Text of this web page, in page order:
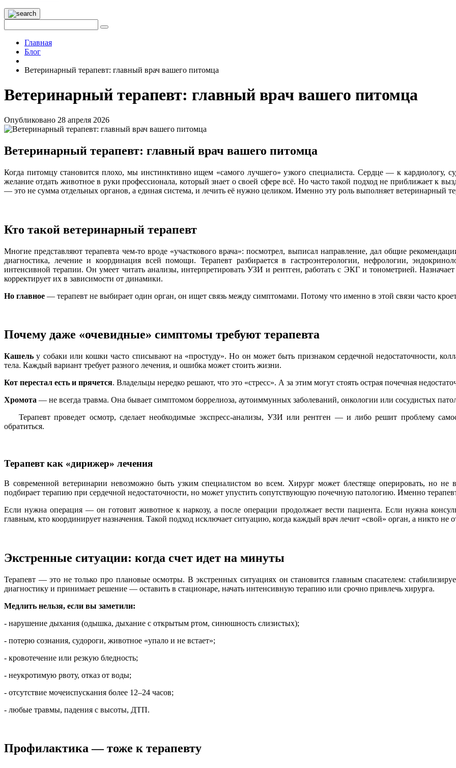
Главная
Блог
Ветеринарный терапевт: главный врач вашего питомца
Ветеринарный терапевт: главный врач вашего питомца
Опубликовано 28 апреля 2026
Ветеринарный терапевт: главный врач вашего питомца
Когда питомцу становится плохо, мы инстинктивно ищем «самого лучшего» узкого специалиста. Сердце — к кардиологу,
желание отдать животное в руки профессионала, который знает о своей сфере всё. Но часто такой подход не приближает к
— это не сумма отдельных органов, а единая система, и лечить её нужно целиком. Именно эту роль выполняет ветеринарный
Кто такой ветеринарный терапевт
Многие представляют терапевта чем‑то вроде «участкового врача»: посмотрел, выписал направление, дал общие
диагностика, лечение и координация всей помощи. Терапевт разбирается в гастроэнтерологии, нефрологии,
интенсивной терапии. Он умеет читать анализы, интерпретировать УЗИ и рентген, работать с ЭКГ и тонометрией.
корректирует их в зависимости от динамики.
Но главное — терапевт не выбирает один орган, он ищет связь между симптомами. Потому что именно в этой связи часто
Почему даже «очевидные» симптомы требуют терапевта
Кашель у собаки или кошки часто списывают на «простуду». Но он может быть признаком сердечной недостаточности,
тела. Каждый вариант требует разного лечения, и ошибка может стоить жизни.
Кот перестал есть и прячется. Владельцы нередко решают, что это «стресс». А за этим могут стоять острая почечная
Хромота — не всегда травма. Она бывает симптомом боррелиоза, аутоиммунных заболеваний, онкологии или сосудистых
Терапевт проведет осмотр, сделает необходимые экспресс-анализы, УЗИ или рентген — и либо решит проблему
обратиться.
Терапевт как «дирижер» лечения
В современной ветеринарии невозможно быть узким специалистом во всем. Хирург может блестяще оперировать, но не
подбирает терапию при сердечной недостаточности, но может упустить сопутствующую почечную патологию. Именно
Если нужна операция — он готовит животное к наркозу, а после операции продолжает вести пациента. Если нужна
главным, кто координирует назначения. Такой подход исключает ситуацию, когда каждый врач лечит «свой» орган, а никто не
Экстренные ситуации: когда счет идет на минуты
Терапевт — это не только про плановые осмотры. В экстренных ситуациях он становится главным спасателем:
диагностику и принимает решение — оставить в стационаре, начать интенсивную терапию или срочно привлечь хирурга.
Медлить нельзя, если вы заметили:
- нарушение дыхания (одышка, дыхание с открытым ртом, синюшность слизистых);
- потерю сознания, судороги, животное «упало и не встает»;
- кровотечение или резкую бледность;
- неукротимую рвоту, отказ от воды;
- отсутствие мочеиспускания более 12–24 часов;
- любые травмы, падения с высоты, ДТП.
Профилактика — тоже к терапевту